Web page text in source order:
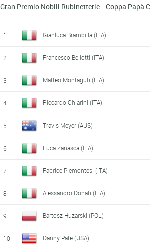
Gran Premio Nobili Rubinetterie - Coppa Papà
1 Gianluca Brambilla (ITA)
2 Francesco Bellotti (ITA)
3 Matteo Montaguti (ITA)
4 Riccardo Chiarini (ITA)
5 Travis Meyer (AUS)
6 Luca Zanasca (ITA)
7 Fabrice Piemontesi (ITA)
8 Alessandro Donati (ITA)
9 Bartosz Huzarski (POL)
10 Danny Pate (USA)